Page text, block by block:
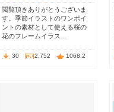
閲覧頂きありがとうございま
す。季節イラストのワンポイ
ントの素材として使える桜の
花のフレームイラス…
30 2,752 1068.2